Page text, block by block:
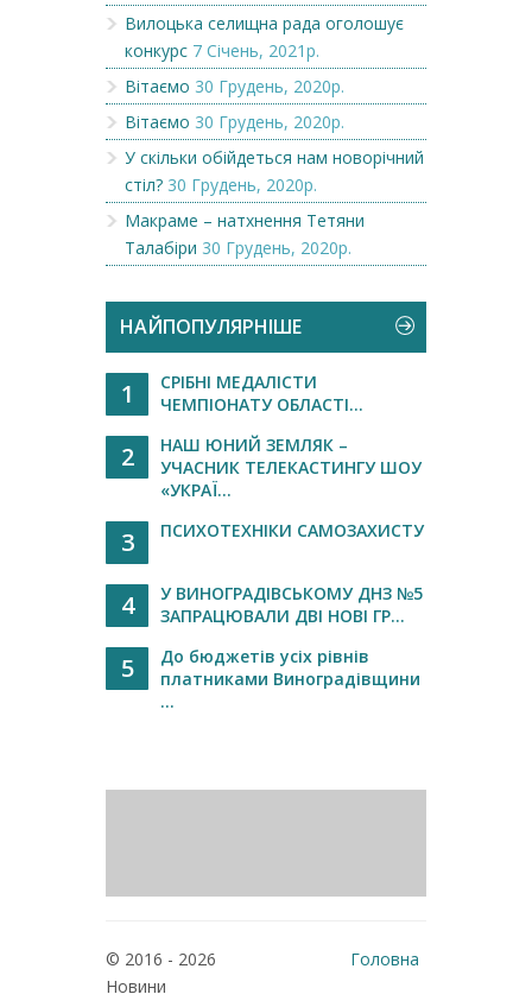
Вилоцька селищна рада оголошує
конкурс 7 Січень, 2021р.
Вітаємо 30 Грудень, 2020р.
Вітаємо 30 Грудень, 2020р.
У скільки обійдеться нам новорічний
стіл? 30 Грудень, 2020р.
Макраме – натхнення Тетяни
Талабіри 30 Грудень, 2020р.
НАЙПОПУЛЯРНІШЕ
1
СРІБНІ МЕДАЛІСТИ
ЧЕМПІОНАТУ ОБЛАСТІ...
2
НАШ ЮНИЙ ЗЕМЛЯК –
УЧАСНИК ТЕЛЕКАСТИНГУ ШОУ
«УКРАЇ...
3 ПСИХОТЕХНІКИ САМОЗАХИСТУ
4
У ВИНОГРАДІВСЬКОМУ ДНЗ №5
ЗАПРАЦЮВАЛИ ДВІ НОВІ ГР...
5
До бюджетів усіх рівнів
платниками Виноградівщини
...
© 2016 - 2026
Новини
Головна